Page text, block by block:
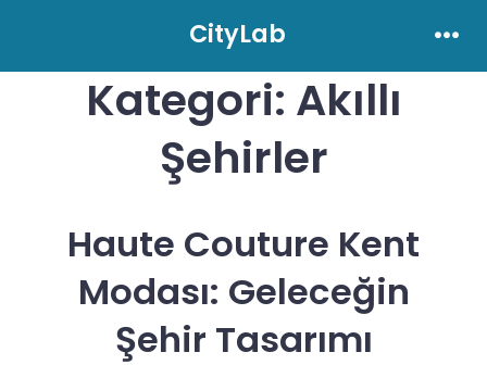
CityLab
Kategori: Akıllı
Şehirler
Haute Couture Kent
Modası: Geleceğin
Şehir Tasarımı